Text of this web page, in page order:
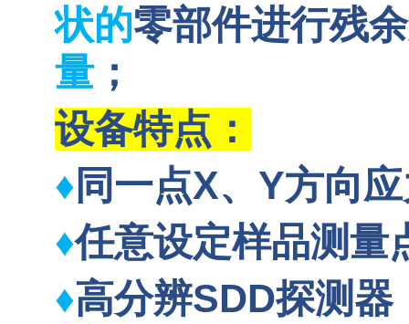
状的零部件进行残
量 ；
设备特点：
♦ 同一点X、 Y方向
♦任意设定样品测量
♦高分辨SDD探测器